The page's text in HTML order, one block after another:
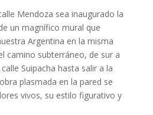
Mendoza sea inaugurado la
un magnífico mural que
Argentina en la misma
camino subterráneo, de sur a
Suipacha hasta salir a la
plasmada en la pared se
vivos, su estilo figurativo y